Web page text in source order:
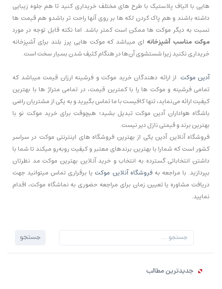
هایی با الیاف پلاستیک با طرح های مختلف خریداری کنید تا هم جلوه زیبایی
داشته باشند و هم پاک کردن لکه ها بر روی آنها راحت تر باشدو هم قیمت ها
نسبت به دیگر موکت ها ممکن است کمتر باشد. اما نکته قابل توجه در مورد
موکت مناسب آشپزخانه ای میباشد که موکت هایی پرز بلند برای آشپزخانه
خریداری نکنید زیرا شستشوی آن‌ها در هنگام کثیف شدن بسیار سخت است.
آدین موکت از ارائه دهندگان خرید موکت و فرشینه ارزان قیمت میباشد که
تمامی فرشینه و موکت ها را با کمترین قیمت، در تمامی متراژ ها با بهترین
کیفیت ارائه می‌نماید، تنها کافیست با ما تماس بگیرید و به یکی از مشتریان راضی
باشگاه هواداران آدین موکت تبدیل بشید؛ هیچوقت برای خرید موکت نو با
بهترین برند و قیمتی نازل دیر نیست.
فروشگاه آنلاین آدین یکی از بهترین فروشگاه های اینترنتی موکت در سراسر
کشور است که شمارا با بهترین برندهای معتبر و کیفیت روبه‌رو میکند تا شما با
داشتن انتخاباتی گسترده به انتخاب و خرید آنلاین بهترین موکت مد نظرتان
بپردازید. با مراجعه بهفروشگاه آنلاین موکت یا برقراری تماس میتوانید جهت
دریافت مشاوره یا تعیین زمان برای مراجعه حضوری به نماشگاه موکت، اقدام
نمایید.
جستجو
جدیدترین مطالب